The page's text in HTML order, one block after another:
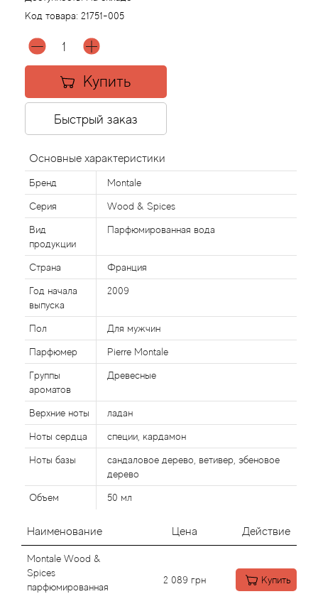
Код товара: 21751-005
Купить
Быстрый заказ
Основные характеристики
Бренд Montale
Серия Wood & Spices
Вид
продукции
Парфюмированная вода
Страна Франция
Год начала
выпуска
2009
Пол Для мужчин
Парфюмер Pierre Montale
Группы
ароматов
Древесные
Верхние ноты ладан
Ноты сердца специи, кардамон
Ноты базы
сандаловое дерево, ветивер, эбеновое
дерево
Объем 50 мл
Наименование Цена Действие
Montale Wood &
Spices
парфюмированная
2 089 грн Купить
Agonist
Aigner
Aj Arabia (Widian)
Al Haramain
Al Jazeera
Alaia Paris
Alexander McQueen
Alexandre Barthet
Alexandre J
Alfred Dunhill
Alyson Oldoini
Alyssa Ashley
American Crew
Amouage
Amouroud